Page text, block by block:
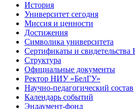
История
Университет сегодня
Миссия и ценности
Достижения
Символика университета
Сертификаты и
Структура
Официальные документы
Ректор НИУ «БелГУ»
Научно-педагогический состав
Календарь событий
Эндаумент-фонд